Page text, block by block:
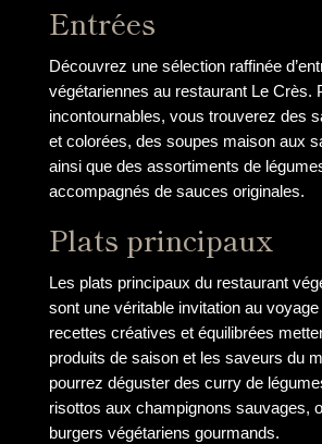
Entrées
Découvrez une sélection raffinée
végétariennes au restaurant Le Crès.
incontournables, vous trouverez des
et colorées, des soupes maison aux
ainsi que des assortiments de
accompagnés de sauces originales.
Plats principaux
Les plats principaux du restaurant
sont une véritable invitation au
recettes créatives et équilibrées
produits de saison et les saveurs du
pourrez déguster des curry de
risottos aux champignons sauvages,
burgers végétariens gourmands.